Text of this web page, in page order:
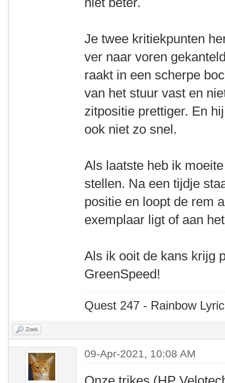
Je twee kritiekpunten
ver naar voren
raakt in een scherpe
van het stuur vast en
zitpositie prettiger. En
ook niet zo snel.
Als laatste heb ik
stellen. Na een tijdje
positie en loopt de rem
exemplaar ligt of aan
Als ik ooit de kans krijg
GreenSpeed!
Quest 247 - Rainbow
Zoek
09-Apr-2021, 10:08 AM